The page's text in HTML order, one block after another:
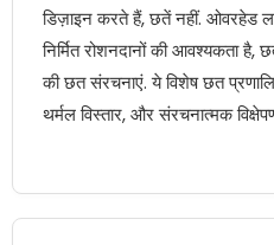
डिज़ाइन करते हैं, छतें नहीं. ओवरहेड
निर्मित रोशनदानों की आवश्यकता है,
की छत संरचनाएं. ये विशेष छत
थर्मल विस्तार, और संरचनात्मक